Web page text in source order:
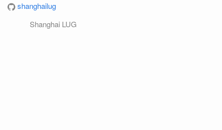
shanghailug
Shanghai LUG